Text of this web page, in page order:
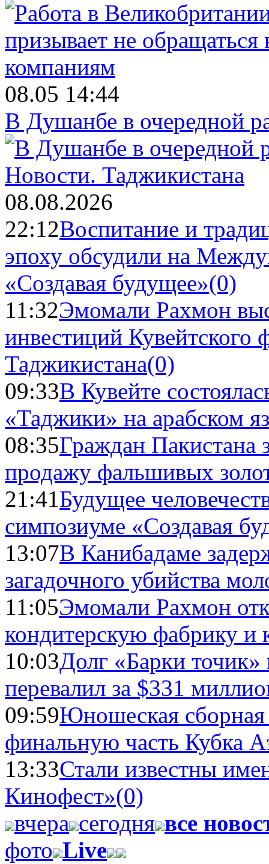
08.05 14:44
В Душанбе в очередной
Новости. Таджикистана
08.08.2026
22:12Воспитание и
эпоху обсудили на
«Создавая будущее»(0)
11:32Эмомали Рахмон
инвестиций Кувейтского
Таджикистана(0)
09:33В Кувейте
«Таджики» на арабском
08:35Граждан Пакистана
продажу фальшивых
21:41Будущее
симпозиуме «Создавая
13:07В Канибадаме
загадочного убийства
11:05Эмомали Рахмон
кондитерскую фабрику и
10:03Долг «Барки
перевалил за $331
09:59Юношеская
финальную часть Кубка
13:33Стали известны
Кинофест»(0)
вчера сегодня все
фото Live